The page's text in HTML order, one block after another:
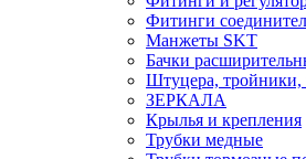
Фитинги
Манжеты SKT
Бачки
Штуцера, тройники,
ЗЕРКАЛА
Крылья и крепления
Трубки медные